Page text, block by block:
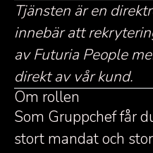
Tjänsten är en
innebär att
av Futuria People
direkt av vår kund.
Om rollen
Som Gruppchef får
stort mandat och